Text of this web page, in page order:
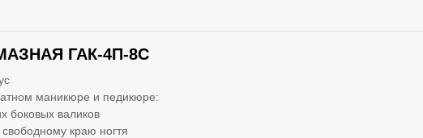
ГАК-4П-8С
маникюре и педикюре:
боковых валиков
краю ногтя